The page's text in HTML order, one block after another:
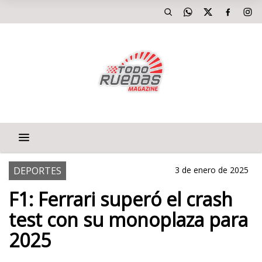
DEPORTES 3 de enero de 2025
F1: Ferrari superó el crash
test con su monoplaza para
2025